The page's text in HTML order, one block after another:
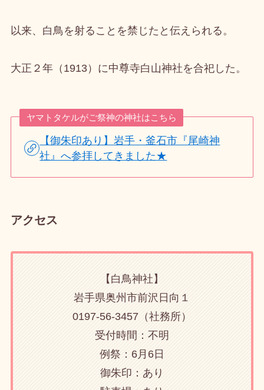
以来、白鳥を射ることを禁じたと伝えられる。
大正２年（1913）に中尊寺白山神社を合祀した。
ヤマトタケルがご祭神の神社はこちら
【御朱印あり】岩手・釜石市『尾崎神
社』へ参拝してきました★
アクセス
【白鳥神社】
岩手県奥州市前沢日向１
0197-56-3457（社務所）
受付時間：不明
例祭：6月6日
御朱印：あり